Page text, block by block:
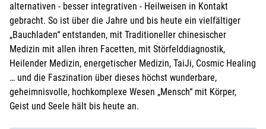
alternativen - besser integrativen - Heilweisen in Kontakt
gebracht. So ist über die Jahre und bis heute ein vielfältiger
„Bauchladen“ entstanden, mit Traditioneller chinesischer
Medizin mit allen ihren Facetten, mit Störfelddiagnostik,
Heilender Medizin, energetischer Medizin, TaiJi, Cosmic Healing
… und die Faszination über dieses höchst wunderbare,
geheimnisvolle, hochkomplexe Wesen „Mensch“ mit Körper,
Geist und Seele hält bis heute an.